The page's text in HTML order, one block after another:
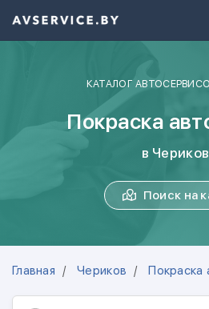
КАТАЛОГ
Покраска
в
Поиск на
Главная Чериков Покраска